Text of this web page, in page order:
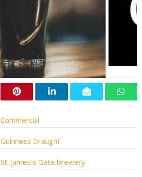
Commercial
Guinness Draught
St. James's Gate brewery